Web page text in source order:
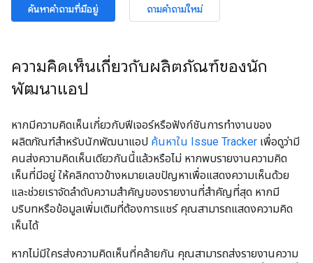
ค้นหาคำถามที่มีอยู่ ถามคำถามใหม่
ความคิดเห็นเกี่ยวกับผลิตภัณฑ์ของนัก
พัฒนาแอป
หากมีความคิดเห็นเกี่ยวกับฟีเจอร์หรือฟังก์ชันการทำงานของ
ผลิตภัณฑ์สำหรับนักพัฒนาแอป ค้นหาใน Issue Tracker เพื่อดูว่ามี
คนส่งความคิดเห็นเดียวกันนี้แล้วหรือไม่ หากพบรายงานความคิด
เห็นที่มีอยู่ ให้คลิกดาวข้างหมายเลขปัญหาเพื่อแสดงความเห็นด้วย
และช่วยเราจัดลำดับความสำคัญของรายงานที่สำคัญที่สุด หากมี
บริบทหรือข้อมูลเพิ่มเติมที่ต้องการแชร์ คุณสามารถแสดงความคิด
เห็นได้
หากไม่มีใครส่งความคิดเห็นที่คล้ายกัน คุณสามารถส่งรายงานความ